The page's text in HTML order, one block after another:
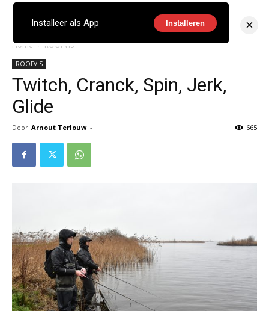
Home ROOFVIS
ROOFVIS
Twitch, Cranck, Spin, Jerk,
Glide
Door Arnout Terlouw - 665
Installeer als App Installeren ×